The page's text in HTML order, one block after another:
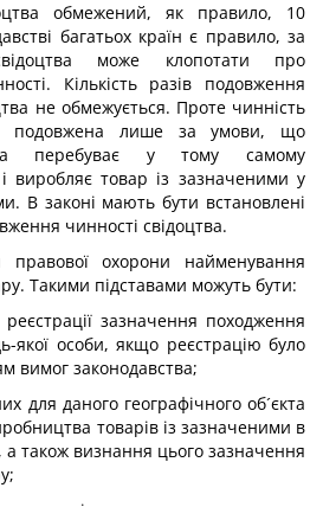
обмежений, як правило, 10
багатьох країн є правило, за
може клопотати про
Кількість разів подовження
не обмежується. Проте чинність
подовжена лише за умови, що
перебуває у тому самому
і виробляє товар із зазначеними у
В законі мають бути встановлені
чинності свідоцтва.
правової охорони найменування
Такими підставами можуть бути:
зазначення походження
якої особи, якщо реєстрацію було
вимог законодавства;
для даного географічного об´єкта
товарів із зазначеними в
а також визнання цього зазначення